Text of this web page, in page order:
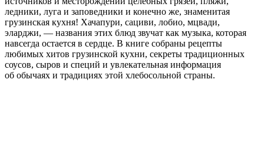
ледники, луга и заповедники и конечно же, знаменитая
грузинская кухня! Хачапури, сациви, лобио, мцвади,
эларджи, — названия этих блюд звучат как музыка, которая
навсегда остается в сердце. В книге собраны рецепты
любимых хитов грузинской кухни, секреты традиционных
соусов, сыров и специй и увлекательная информация
об обычаях и традициях этой хлебосольной страны.